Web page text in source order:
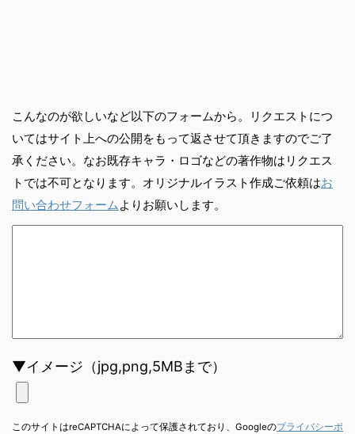
こんなのが欲しいなど以下のフォームから。リクエストにつ
いてはサイト上への公開をもって返させて頂きますのでご了
承ください。なお既存キャラ・ロゴなどの著作物はリクエス
トでは不可となります。オリジナルイラスト作成ご依頼はお
問い合わせフォーム よりお願いします。
▼イメージ（jpg,png,5MBまで）
このサイトはreCAPTCHAによって保護されており、Googleのプライバシーポ